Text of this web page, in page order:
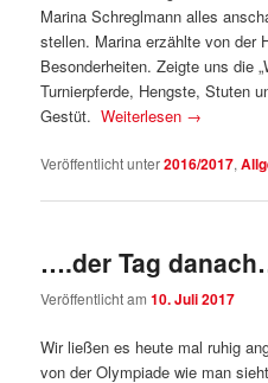
Marina Schreglmann alles
stellen. Marina erzählte von der
Besonderheiten. Zeigte uns die
Turnierpferde, Hengste, Stuten
Gestüt.Weiterlesen →
Veröffentlicht unter2016/2017,
….der Tag
Veröffentlicht am10. Juli 2017
Wir ließen es heute mal ruhig
von der Olympiade wie man